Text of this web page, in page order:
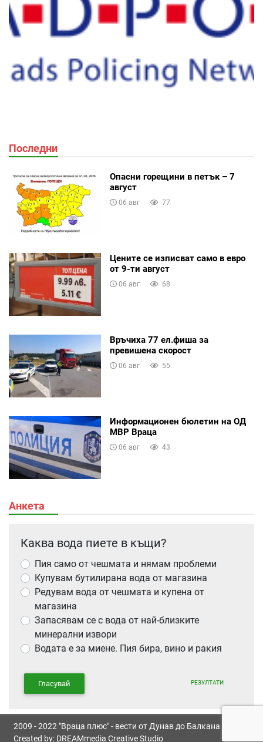
Последни
Опасни горещини в петък – 7
август
06 авг 77
Цените се изписват само в евро
от 9-ти август
06 авг 68
Връчиха 77 ел.фиша за
превишена скорост
06 авг 55
Информационен бюлетин на ОД
МВР Враца
06 авг 43
Анкета
Каква вода пиете в къщи?
Пия само от чешмата и нямам проблеми
Купувам бутилирана вода от магазина
Редувам вода от чешмата и купена от
магазина
Запасявам се с вода от най-близките
минерални извори
Водата е за миене. Пия бира, вино и ракия
Гласувай РЕЗУЛТАТИ
2009 - 2022 "Враца плюс" - вести от Дунав до Балкана
Created by: DREAMmedia Creative Studio